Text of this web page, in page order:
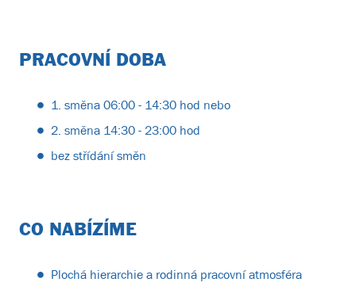
PRACOVNÍ DOBA
1. směna 06:00 - 14:30 hod nebo
2. směna 14:30 - 23:00 hod
bez střídání směn
CO NABÍZÍME
Plochá hierarchie a rodinná pracovní atmosféra